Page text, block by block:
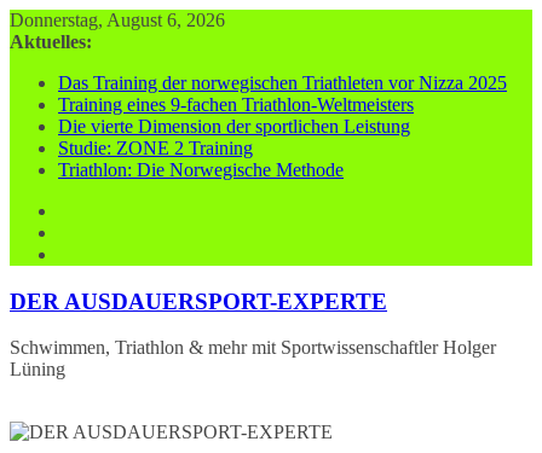
Zum
Inhalt
Donnerstag, August 6, 2026
Aktuelles:
Das Training der norwegischen Triathleten vor Nizza 2025
Training eines 9-fachen Triathlon-Weltmeisters
Die vierte Dimension der sportlichen Leistung
Studie: ZONE 2 Training
Triathlon: Die Norwegische Methode
DER AUSDAUERSPORT-EXPERTE
Schwimmen, Triathlon & mehr mit Sportwissenschaftler Holger
Lüning